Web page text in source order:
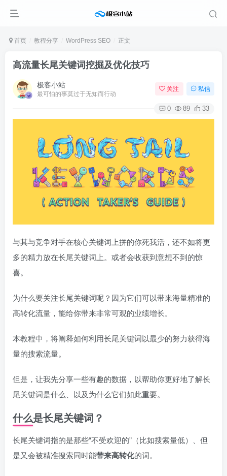
首页 教程分享 WordPress SEO 正文
高流量长尾关键词挖掘及优化技巧
极客小站
最可怕的事莫过于无知而行动
关注 私信
0 89 33
与其与竞争对手在核心关键词上拼的你死我活，还不如将更
多的精力放在长尾关键词上。或者会收获到意想不到的惊
喜。
为什么要关注长尾关键词呢？因为它们可以带来海量精准的
高转化流量，能给你带来非常可观的业绩增长。
本教程中，将阐释如何利用长尾关键词以最少的努力获得海
量的搜索流量。
但是，让我先分享一些有趣的数据，以帮助你更好地了解长
尾关键词是什么、以及为什么它们如此重要。
什么是长尾关键词？
长尾关键词指的是那些“不受欢迎的”（比如搜索量低）、但
是又会被精准搜索同时能带来高转化的词。